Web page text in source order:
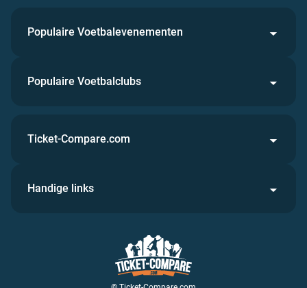
Populaire Voetbalevenementen
Populaire Voetbalclubs
Ticket-Compare.com
Handige links